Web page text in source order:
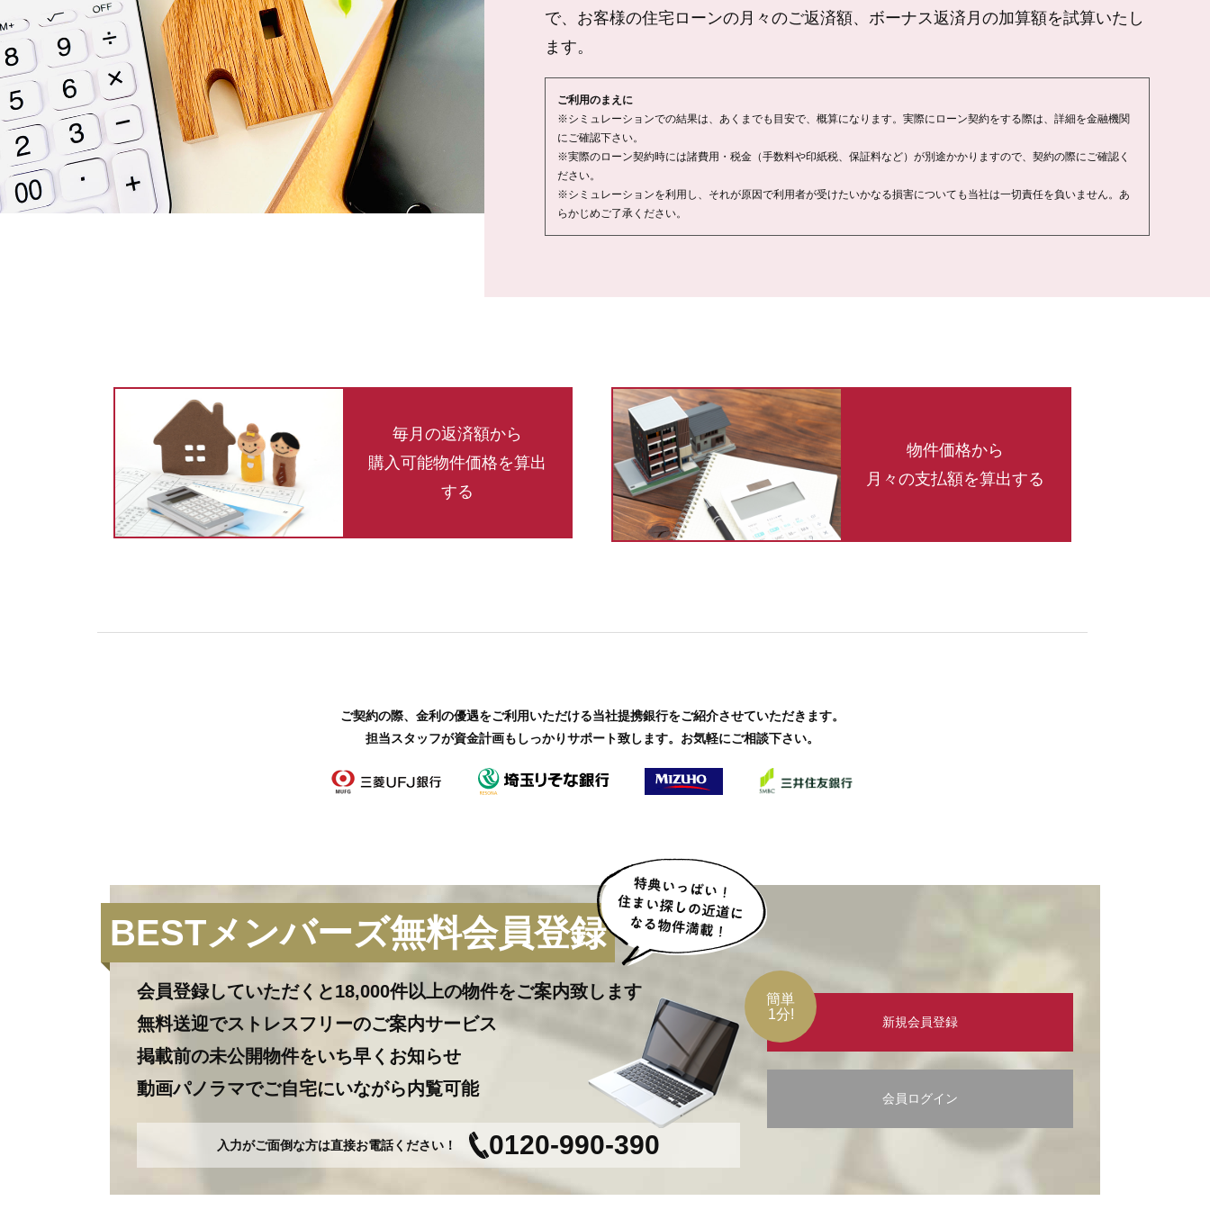
で、お客様の住宅ローンの月々のご返済額、ボーナス返済月の加算額を試算いたし
ます。
ご利用のまえに
※シミュレーションでの結果は、あくまでも目安で、概算になります。実際にローン契約をする際は、詳細を金融機関
にご確認下さい。
※実際のローン契約時には諸費用・税金（手数料や印紙税、保証料など）が別途かかりますので、契約の際にご確認く
ださい。
※シミュレーションを利用し、それが原因で利用者が受けたいかなる損害についても当社は一切責任を負いません。あ
らかじめご了承ください。
毎月の返済額から
購入可能物件価格を算出
する
物件価格から
月々の支払額を算出する
ご契約の際、金利の優遇をご利用いただける当社提携銀行をご紹介させていただきます。
担当スタッフが資金計画もしっかりサポート致します。お気軽にご相談下さい。
BESTメンバーズ無料会員登録
会員登録していただくと18,000件以上の物件をご案内致します
無料送迎でストレスフリーのご案内サービス
掲載前の未公開物件をいち早くお知らせ
動画パノラマでご自宅にいながら内覧可能
入力がご面倒な方は直接お電話ください！ 0120-990-390
簡単
1分!
新規会員登録
会員ログイン